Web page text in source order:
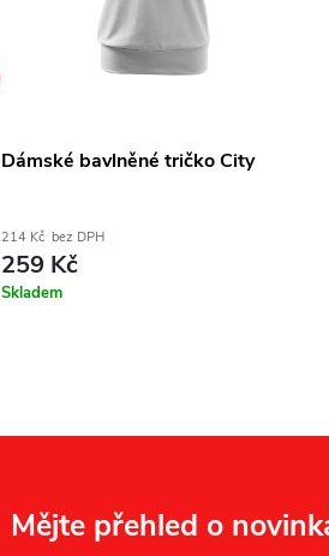
Dámské bavlněné tričko City
214 Kč bez DPH
259 Kč
Skladem
Mějte přehled o